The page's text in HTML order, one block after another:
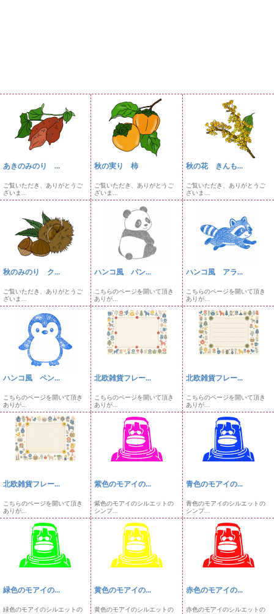
あきのみのり ...
ご覧いただき、ありがとうご
ざいま...
秋の実り 柿
ご覧いただき、ありがとうご
ざいま...
秋の花 きんも...
ご覧いただき、ありがとうご
ざいま...
秋のみのり ク...
ご覧いただき、ありがとうご
ざいま...
ハンコ風 パン...
こちらのページを開いて頂き
ありが...
ハンコ風 アラ...
こちらのページを開いて頂き
ありが...
ハンコ風 ペン...
こちらのページを開いて頂き
ありが...
北欧雑貨フレー...
こちらのページを開いて頂き
ありが...
北欧雑貨フレー...
こちらのページを開いて頂き
ありが...
北欧雑貨フレー...
こちらのページを開いて頂き
ありが...
紫色のモアイの...
紫色のモアイのシルエットの
シンプ...
青色のモアイの...
青色のモアイのシルエットの
シンプ...
緑色のモアイの...
緑色のモアイのシルエットの
黄色のモアイの...
黄色のモアイのシルエットの
赤色のモアイの...
赤色のモアイのシルエットの